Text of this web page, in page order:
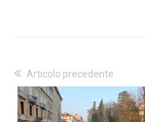
Articolo precedente